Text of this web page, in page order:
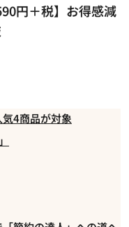
円＋税】お得感減
4商品が対象